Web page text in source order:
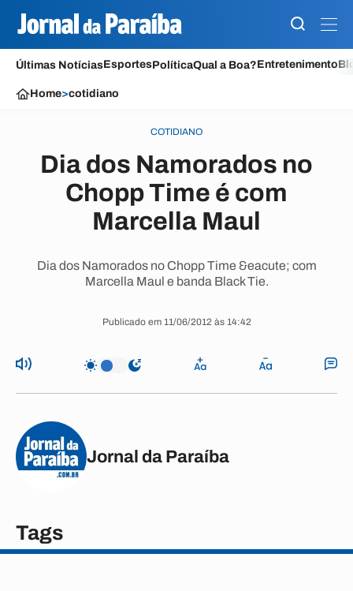
Últimas NotíciasEsportesPolíticaQual a Boa?Entretenimento
Home>cotidiano
COTIDIANO
Dia dos Namorados no
Chopp Time é com
Marcella Maul
Dia dos Namorados no Chopp Time &eacute; com
Marcella Maul e banda Black Tie.
Publicado em 11/06/2012 às 14:42
Jornal da Paraíba
Tags